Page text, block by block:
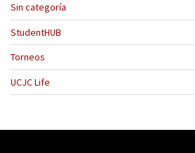
Sin categoría
StudentHUB
Torneos
UCJC Life